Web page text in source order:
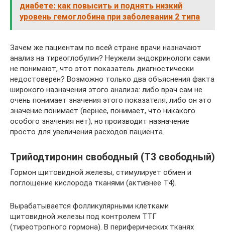
диабете: как повысить и поднять низкий
уровень гемоглобина при заболевании 2 типа
Зачем же пациентам по всей стране врачи назначают
анализ на тиреоглобулин? Неужели эндокринологи сами
не понимают, что этот показатель диагностически
недостоверен? Возможно только два объяснения факта
широкого назначения этого анализа: либо врач сам не
очень понимает значения этого показателя, либо он это
значение понимает (вернее, понимает, что никакого
особого значения нет), но производит назначение
просто для увеличения расходов пациента.
Трийодтиронин свободный (Т3 свободный)
Гормон щитовидной железы, стимулирует обмен и
поглощение кислорода тканями (активнее Т4).
Вырабатывается фолликулярными клетками
щитовидной железы под контролем ТТГ
(тиреотропного гормона). В периферических тканях